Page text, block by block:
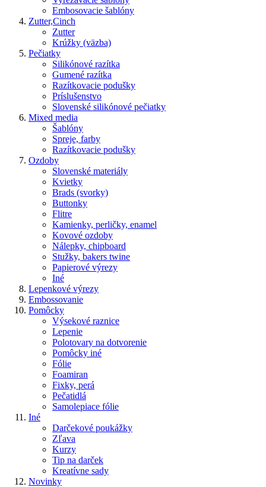
Embosovacie šablóny
Zutter,Cinch
Zutter
Krúžky (väzba)
Pečiatky
Silikónové razítka
Gumené razítka
Razítkovacie podušky
Príslušenstvo
Slovenské silikónové pečiatky
Mixed media
Šablóny
Spreje, farby
Razítkovacie podušky
Ozdoby
Slovenské materiály
Kvietky
Brads (svorky)
Buttonky
Flitre
Kamienky, perličky, enamel
Kovové ozdoby
Nálepky, chipboard
Stužky, bakers twine
Papierové výrezy
Iné
Lepenkové výrezy
Embossovanie
Pomôcky
Výsekové raznice
Lepenie
Polotovary na dotvorenie
Pomôcky iné
Fólie
Foamiran
Fixky, perá
Pečatidlá
Samolepiace fólie
Iné
Darčekové poukážky
Zľava
Kurzy
Tip na darček
Kreatívne sady
Novinky